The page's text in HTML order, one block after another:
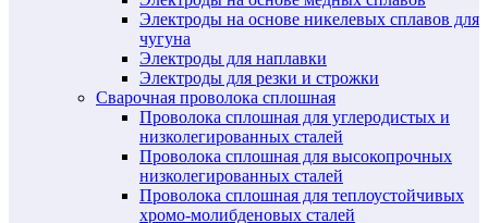
Электроды на основе никелевых сплавов для
чугуна
Электроды для наплавки
Электроды для резки и строжки
Сварочная проволока сплошная
Проволока сплошная для углеродистых и
низколегированных сталей
Проволока сплошная для высокопрочных
низколегированных сталей
Проволока сплошная для теплоустойчивых
хромо-молибденовых сталей